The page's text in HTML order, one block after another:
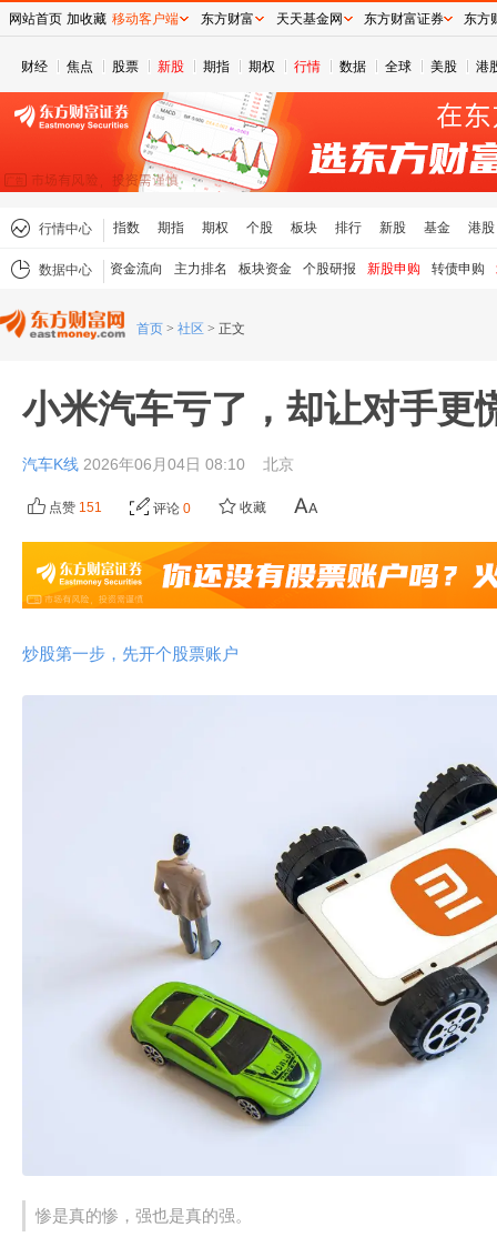
财经 焦点 股票 新股 期指 期权 行情 数据 全球 美股 港
行情中心 指数 期指 期权 个股 板块 排行 新股 基金 港股
数据中心 资金流向 主力排名 板块资金 个股研报 新股申购 转债申购
首页 > 社区 > 正文
小米汽车亏了，却让对手更
汽车K线 2026年06月04日 08:10 北京
点赞 151 评论 0 收藏
炒股第一步，先开个股票账户
惨是真的惨，强也是真的强。
网站首页 加收藏 移动客户端 东方财富 天天基金网 东方财富证券 东方